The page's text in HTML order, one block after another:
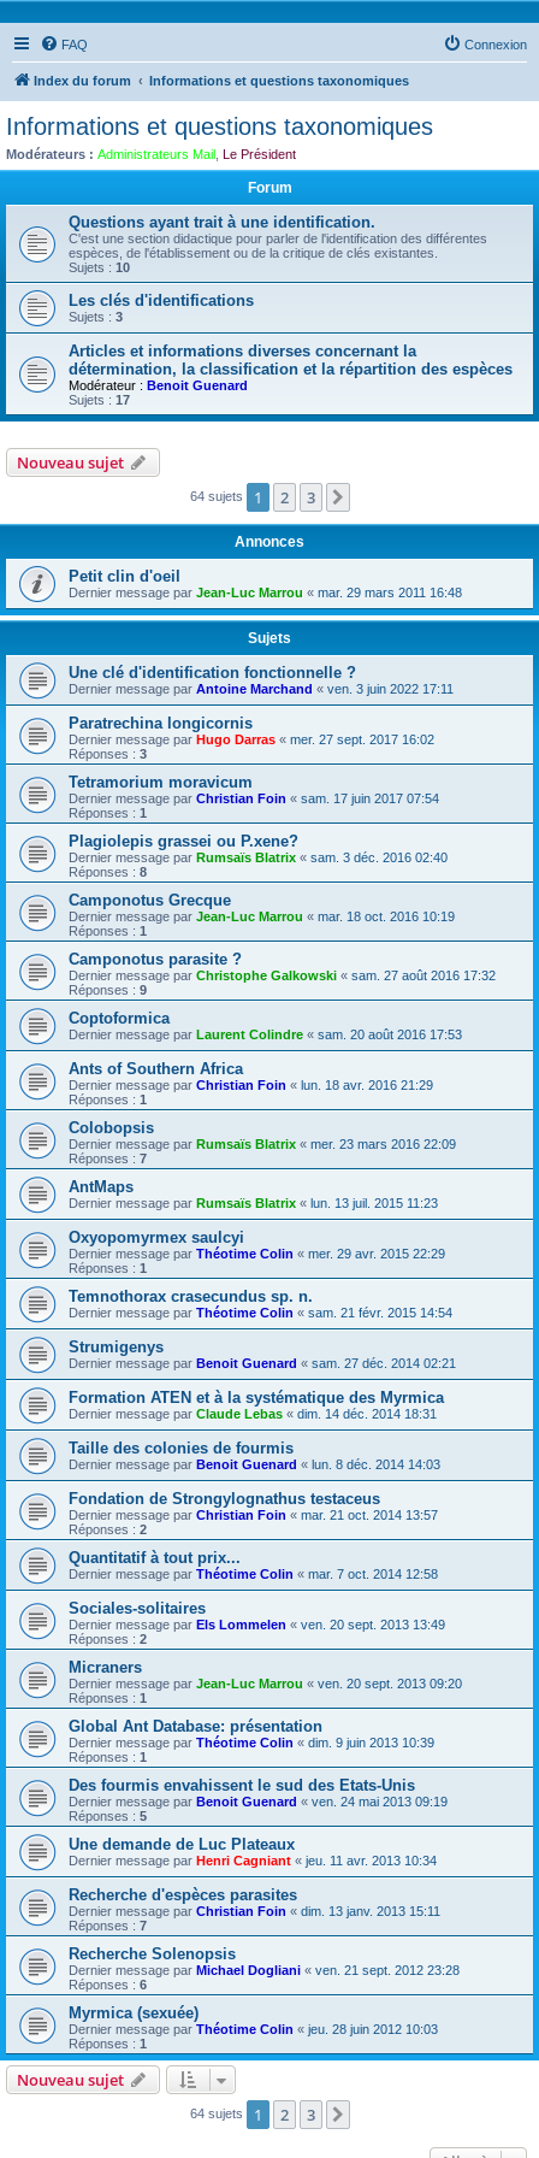
FAQ Connexion
Index du forum Informations et questions taxonomiques
Informations et questions taxonomiques
Modérateurs : Administrateurs Mail Le Président
Forum
Questions ayant trait à une identification.
C'est une section didactique pour parler de l'identification des différentes
espèces, de l'établissement ou de la critique de clés existantes.
Sujets : 10
Les clés d'identifications
Sujets : 3
Articles et informations diverses concernant la
détermination, la classification et la répartition des espèces
Modérateur : Benoit Guenard
Sujets : 17
Nouveau sujet
64 sujets 1 2 3
Annonces
Petit clin d'oeil
Dernier message par Jean-Luc Marrou « mar. 29 mars 2011 16:48
Sujets
Une clé d'identification fonctionnelle ?
Dernier message par Antoine Marchand « ven. 3 juin 2022 17:11
Paratrechina longicornis
Dernier message par Hugo Darras « mer. 27 sept. 2017 16:02
Réponses : 3
Tetramorium moravicum
Dernier message par Christian Foin « sam. 17 juin 2017 07:54
Réponses : 1
Plagiolepis grassei ou P.xene?
Dernier message par Rumsaïs Blatrix « sam. 3 déc. 2016 02:40
Réponses : 8
Camponotus Grecque
Dernier message par Jean-Luc Marrou « mar. 18 oct. 2016 10:19
Réponses : 1
Camponotus parasite ?
Dernier message par Christophe Galkowski « sam. 27 août 2016 17:32
Réponses : 9
Coptoformica
Dernier message par Laurent Colindre « sam. 20 août 2016 17:53
Ants of Southern Africa
Dernier message par Christian Foin « lun. 18 avr. 2016 21:29
Réponses : 1
Colobopsis
Dernier message par Rumsaïs Blatrix « mer. 23 mars 2016 22:09
Réponses : 7
AntMaps
Dernier message par Rumsaïs Blatrix « lun. 13 juil. 2015 11:23
Oxyopomyrmex saulcyi
Dernier message par Théotime Colin « mer. 29 avr. 2015 22:29
Réponses : 1
Temnothorax crasecundus sp. n.
Dernier message par Théotime Colin « sam. 21 févr. 2015 14:54
Strumigenys
Dernier message par Benoit Guenard « sam. 27 déc. 2014 02:21
Formation ATEN et à la systématique des Myrmica
Dernier message par Claude Lebas « dim. 14 déc. 2014 18:31
Taille des colonies de fourmis
Dernier message par Benoit Guenard « lun. 8 déc. 2014 14:03
Fondation de Strongylognathus testaceus
Dernier message par Christian Foin « mar. 21 oct. 2014 13:57
Réponses : 2
Quantitatif à tout prix...
Dernier message par Théotime Colin « mar. 7 oct. 2014 12:58
Sociales-solitaires
Dernier message par Els Lommelen « ven. 20 sept. 2013 13:49
Réponses : 2
Micraners
Dernier message par Jean-Luc Marrou « ven. 20 sept. 2013 09:20
Réponses : 1
Global Ant Database: présentation
Dernier message par Théotime Colin « dim. 9 juin 2013 10:39
Réponses : 1
Des fourmis envahissent le sud des Etats-Unis
Dernier message par Benoit Guenard « ven. 24 mai 2013 09:19
Réponses : 5
Une demande de Luc Plateaux
Dernier message par Henri Cagniant « jeu. 11 avr. 2013 10:34
Recherche d'espèces parasites
Dernier message par Christian Foin « dim. 13 janv. 2013 15:11
Réponses : 7
Recherche Solenopsis
Dernier message par Michael Dogliani « ven. 21 sept. 2012 23:28
Réponses : 6
Myrmica (sexuée)
Dernier message par Théotime Colin « jeu. 28 juin 2012 10:03
Réponses : 1
Nouveau sujet
64 sujets 1 2 3